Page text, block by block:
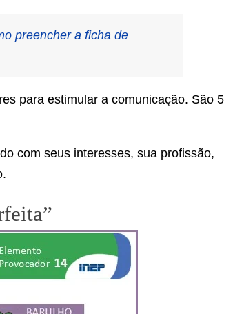
preencher a ficha de
para estimular a comunicação. São 5
com seus interesses, sua profissão,